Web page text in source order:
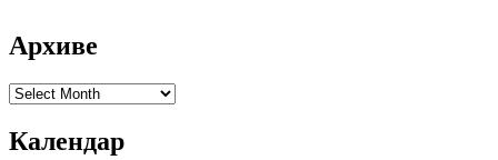
Архиве
Архиве
Календар